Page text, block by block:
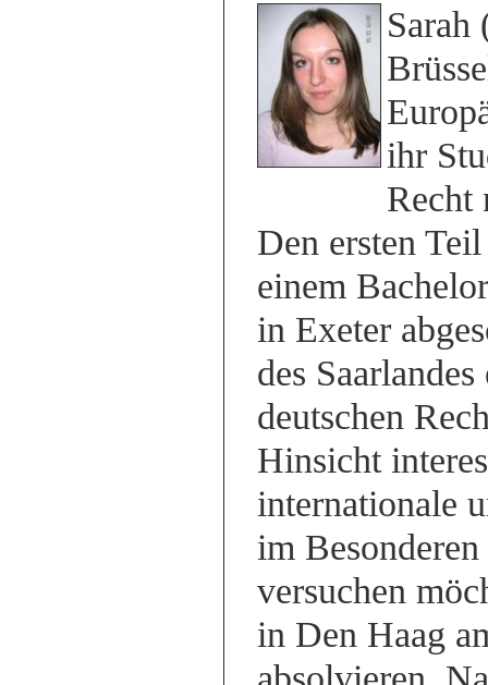
Sarah
ihr
Recht
Den ersten
einem
in Exeter
des
deutschen
Hinsicht
internationale
im
versuchen
in Den Haag